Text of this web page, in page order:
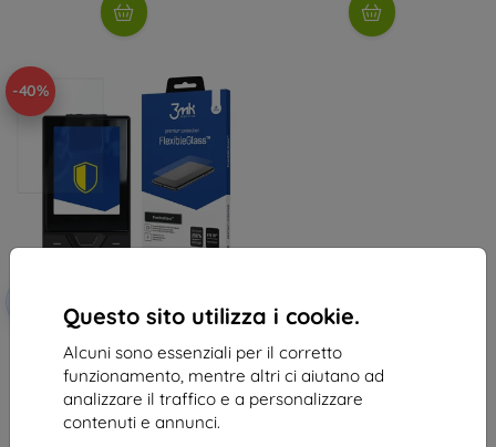
Questo sito utilizza i cookie.
Alcuni sono essenziali per il corretto
funzionamento, mentre altri ci aiutano ad
analizzare il traffico e a personalizzare
contenuti e annunci.
-40%
sconto
3MK FlexibleGlass vetro ibrido
per Yanosik RS
11,90 €
7,11 €